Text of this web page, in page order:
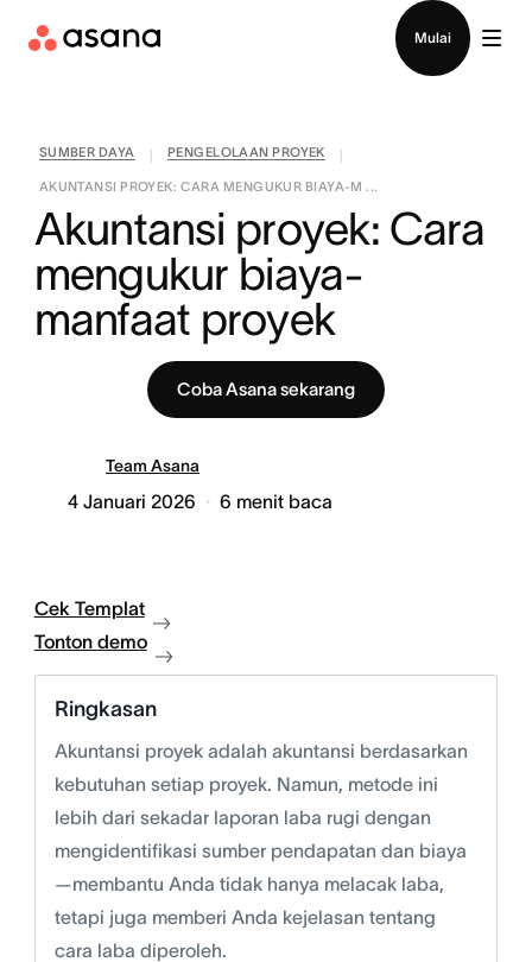
Mulai
SUMBER DAYA PENGELOLAAN PROYEK
AKUNTANSI PROYEK: CARA MENGUKUR BIAYA-M ...
Akuntansi proyek: Cara
mengukur biaya-
manfaat proyek
Coba Asana sekarang
Team Asana
4 Januari 2026 6 menit baca
Cek Templat
Tonton demo
Ringkasan
Akuntansi proyek adalah akuntansi berdasarkan
kebutuhan setiap proyek. Namun, metode ini
lebih dari sekadar laporan laba rugi dengan
mengidentifikasi sumber pendapatan dan biaya
—membantu Anda tidak hanya melacak laba,
tetapi juga memberi Anda kejelasan tentang
cara laba diperoleh.